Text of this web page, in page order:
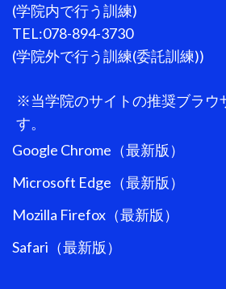
(学院内で行う訓練)
TEL:078-894-3730
(学院外で行う訓練(委託訓練))
※当学院のサイトの推奨ブラウ
す。
Google Chrome（最新版）
Microsoft Edge（最新版）
Mozilla Firefox（最新版）
Safari（最新版）